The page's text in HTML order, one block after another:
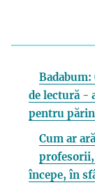
de lectură -
pentru
Cum ar
începe, în